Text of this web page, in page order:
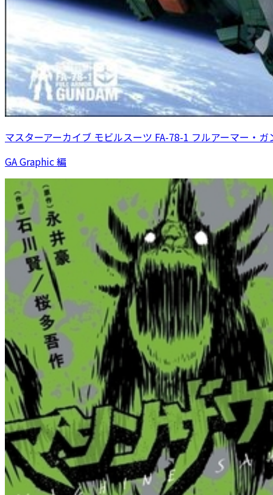
マスターアーカイブ モビルスーツ FA-78-1 フルアーマー・ガ
GA Graphic 編